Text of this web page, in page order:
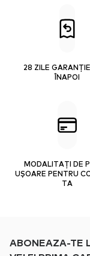
28 ZILE
ÎNAPOI
MODALITAȚI DE
UȘOARE PENTRU
TA
ABONEAZA-TE